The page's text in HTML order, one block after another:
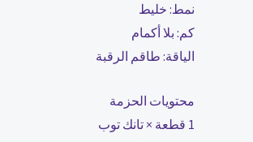
نمط: خليط
كم: بلا أكمام
الياقة: طاقم الرقبة
محتويات الحزمة
1 قطعة × تانك توب